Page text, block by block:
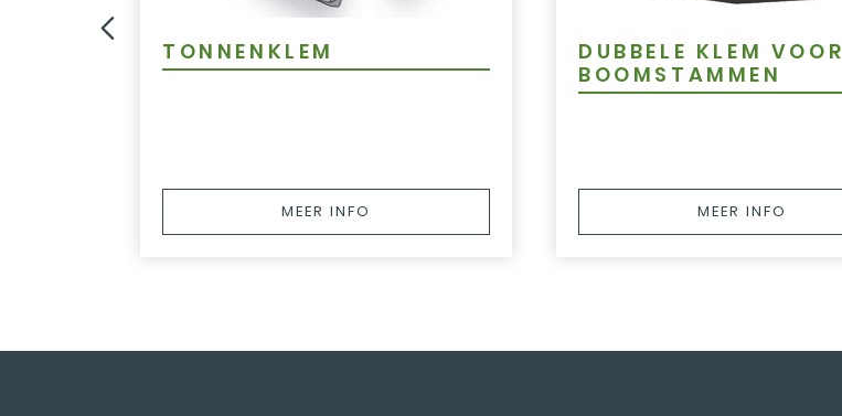
TONNENKLEM
MEER INFO
DUBBELE KLEM VOOR
BOOMSTAMMEN
MEER INFO